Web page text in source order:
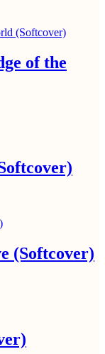
of the
(Softcover)